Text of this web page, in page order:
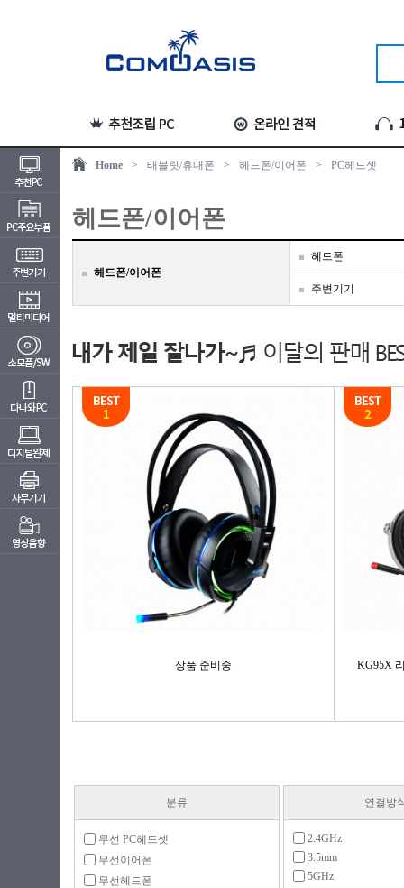
Home > 태블릿/휴대폰 > 헤드폰/이어폰 > PC헤드셋
헤드폰/이어폰
헤드폰/이어폰
헤드폰
주변기기
상품 준비중 KG95X
분류
무선 PC헤드셋
무선이어폰
무선헤드폰
연결방
2.4GHz
3.5mm
5GHz